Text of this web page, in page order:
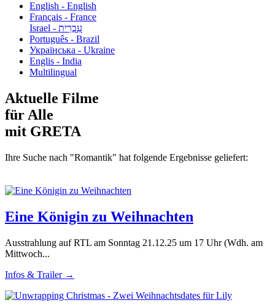
English - English
Français - France
עִבְרִית - Israel
Português - Brazil
Українська - Ukraine
Englis - India
Multilingual
Aktuelle Filme
für Alle
mit GRETA
Ihre Suche nach "Romantik" hat folgende Ergebnisse geliefert:
Eine Königin zu Weihnachten
Ausstrahlung auf RTL am Sonntag 21.12.25 um 17 Uhr (Wdh. am
Mittwoch...
Infos & Trailer →